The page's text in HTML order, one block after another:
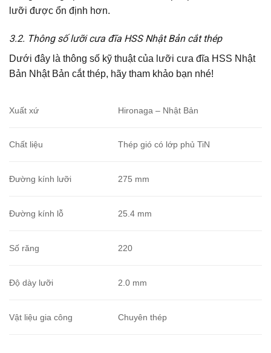
lưỡi được ổn định hơn.
3.2. Thông số lưỡi cưa đĩa HSS Nhật Bản cắt thép
Dưới đây là thông số kỹ thuật của lưỡi cưa đĩa HSS Nhật
Bản Nhật Bản cắt thép, hãy tham khảo bạn nhé!
Xuất xứ Hironaga – Nhật Bản
Chất liệu Thép gió có lớp phủ TiN
Đường kính lưỡi 275 mm
Đường kính lỗ 25.4 mm
Số răng 220
Độ dày lưỡi 2.0 mm
Vật liệu gia công Chuyên thép